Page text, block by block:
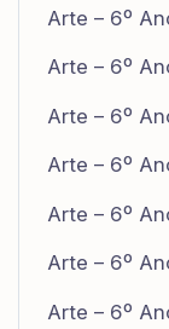
Arte – 6º
Arte – 6º
Arte – 6º
Arte – 6º
Arte – 6º
Arte – 6º
Arte – 6º